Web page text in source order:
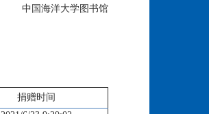
中国海洋大学图书馆
捐赠时间